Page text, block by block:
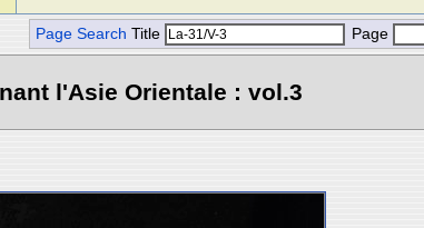
Page Search Title Page
l'Asie Orientale : vol.3